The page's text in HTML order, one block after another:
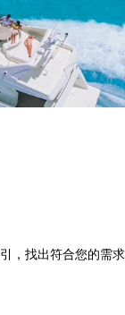
優惠
，找出符合您的需求